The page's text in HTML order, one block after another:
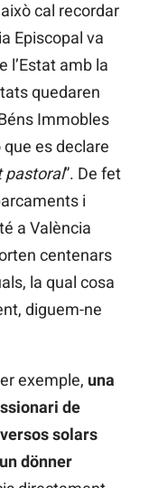
cal recordar
Episcopal va
l’Estat amb la
quedaren
Immobles
que es declare
pastoral”. De fet
i
a València
centenars
la qual cosa
diguem-ne
exemple, una
de
solars
dönner